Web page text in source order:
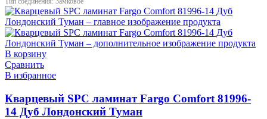
В корзину
Сравнить
В избранное
Кварцевый SPC ламинат Fargo Comfort 81996-
14 Дуб Лондонский Туман